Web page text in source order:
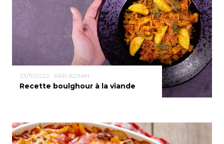
23/11/2022 PAR ADMIN
Recette boulghour à la viande